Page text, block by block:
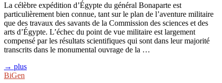
La célèbre expédition d’Égypte du général Bonaparte est
particulièrement bien connue, tant sur le plan de l’aventure militaire
que des travaux des savants de la Commission des sciences et des
arts d’Égypte. L’échec du point de vue militaire est largement
compensé par les résultats scientifiques qui sont dans leur majorité
transcrits dans le monumental ouvrage de la …
→ plus
BiGen